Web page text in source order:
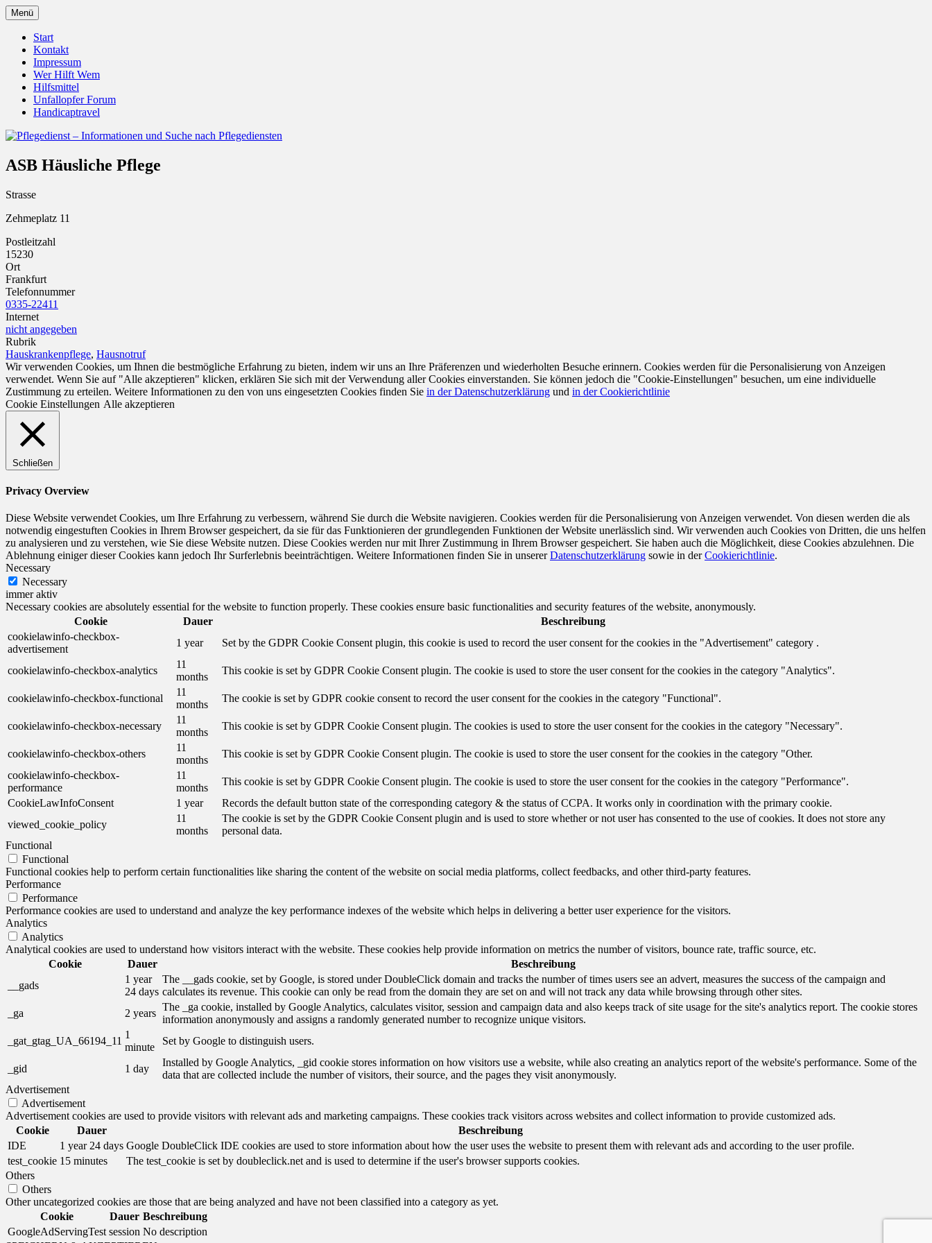
Zum
Inhalt
springen
Pflegedienst – Informationen und Suche nach Pflegediensten
Menü
Start
Kontakt
Impressum
Wer Hilft Wem
Hilfsmittel
Unfallopfer Forum
Handicaptravel
ASB Häusliche Pflege
Strasse
Zehmeplatz 11
Postleitzahl
15230
Ort
Frankfurt
Telefonnummer
0335-22411
Internet
nicht angegeben
Rubrik
Hauskrankenpflege, Hausnotruf
Wir verwenden Cookies, um Ihnen die bestmögliche Erfahrung zu bieten, indem wir uns an Ihre Präferenzen und wiederholten Besuche erinnern. Cookies werden für die Personalisierung von Anzeigen
verwendet. Wenn Sie auf "Alle akzeptieren" klicken, erklären Sie sich mit der Verwendung aller Cookies einverstanden. Sie können jedoch die "Cookie-Einstellungen" besuchen, um eine individuelle
Zustimmung zu erteilen. Weitere Informationen zu den von uns eingesetzten Cookies finden Sie in der Datenschutzerklärung und in der Cookierichtlinie
Cookie Einstellungen Alle akzeptieren
Schließen
Privacy Overview
Diese Website verwendet Cookies, um Ihre Erfahrung zu verbessern, während Sie durch die Website navigieren. Cookies werden für die Personalisierung von Anzeigen verwendet. Von diesen werden die als
notwendig eingestuften Cookies in Ihrem Browser gespeichert, da sie für das Funktionieren der grundlegenden Funktionen der Website unerlässlich sind. Wir verwenden auch Cookies von Dritten, die uns helfen
zu analysieren und zu verstehen, wie Sie diese Website nutzen. Diese Cookies werden nur mit Ihrer Zustimmung in Ihrem Browser gespeichert. Sie haben auch die Möglichkeit, diese Cookies abzulehnen. Die
Ablehnung einiger dieser Cookies kann jedoch Ihr Surferlebnis beeinträchtigen. Weitere Informationen finden Sie in unsererDatenschutzerklärung sowie in derCookierichtlinie.
Necessary
Necessary
immer aktiv
Necessary cookies are absolutely essential for the website to function properly. These cookies ensure basic functionalities and security features of the website, anonymously.
Cookie
Dauer
Beschreibung
cookielawinfo-checkbox-
advertisement
1 year Set by the GDPR Cookie Consent plugin, this cookie is used to record the user consent for the cookies in the "Advertisement" category .
cookielawinfo-checkbox-analytics
11
months
This cookie is set by GDPR Cookie Consent plugin. The cookie is used to store the user consent for the cookies in the category "Analytics".
cookielawinfo-checkbox-functional
11
months
The cookie is set by GDPR cookie consent to record the user consent for the cookies in the category "Functional".
cookielawinfo-checkbox-necessary
11
months
This cookie is set by GDPR Cookie Consent plugin. The cookies is used to store the user consent for the cookies in the category "Necessary".
cookielawinfo-checkbox-others
11
months
This cookie is set by GDPR Cookie Consent plugin. The cookie is used to store the user consent for the cookies in the category "Other.
cookielawinfo-checkbox-
performance
11
months
This cookie is set by GDPR Cookie Consent plugin. The cookie is used to store the user consent for the cookies in the category "Performance".
CookieLawInfoConsent
1 year
Records the default button state of the corresponding category & the status of CCPA. It works only in coordination with the primary cookie.
viewed_cookie_policy
11
months
The cookie is set by the GDPR Cookie Consent plugin and is used to store whether or not user has consented to the use of cookies. It does not store any
personal data.
Functional
Functional
Functional cookies help to perform certain functionalities like sharing the content of the website on social media platforms, collect feedbacks, and other third-party features.
Performance
Performance
Performance cookies are used to understand and analyze the key performance indexes of the website which helps in delivering a better user experience for the visitors.
Analytics
Analytics
Analytical cookies are used to understand how visitors interact with the website. These cookies help provide information on metrics the number of visitors, bounce rate, traffic source, etc.
Cookie
Dauer
Beschreibung
__gads
1 year
24 days
The __gads cookie, set by Google, is stored under DoubleClick domain and tracks the number of times users see an advert, measures the success of the campaign and
calculates its revenue. This cookie can only be read from the domain they are set on and will not track any data while browsing through other sites.
_ga
2 years
The _ga cookie, installed by Google Analytics, calculates visitor, session and campaign data and also keeps track of site usage for the site's analytics report. The cookie stores
information anonymously and assigns a randomly generated number to recognize unique visitors.
_gat_gtag_UA_66194_11
1
minute
Set by Google to distinguish users.
_gid 1 day
Installed by Google Analytics, _gid cookie stores information on how visitors use a website, while also creating an analytics report of the website's performance. Some of the
data that are collected include the number of visitors, their source, and the pages they visit anonymously.
Advertisement
Advertisement
Advertisement cookies are used to provide visitors with relevant ads and marketing campaigns. These cookies track visitors across websites and collect information to provide customized ads.
Cookie
Dauer
Beschreibung
IDE
1 year 24 days Google DoubleClick IDE cookies are used to store information about how the user uses the website to present them with relevant ads and according to the user profile.
test_cookie 15 minutes
The test_cookie is set by doubleclick.net and is used to determine if the user's browser supports cookies.
Others
Others
Other uncategorized cookies are those that are being analyzed and have not been classified into a category as yet.
Cookie
Dauer Beschreibung
GoogleAdServingTest session No description